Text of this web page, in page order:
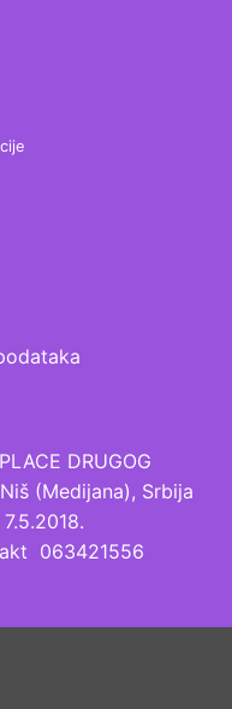
DRUGOG
(Medijana), Srbija
063421556